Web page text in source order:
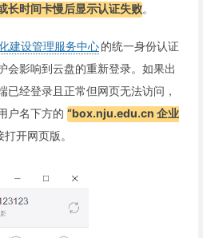
长时间卡慢后显示认证失败。
建设管理服务中心的统一身份认证
会影响到云盘的重新登录。如果出
已经登录且正常但网页无法访问，
户名下方的 “box.nju.edu.cn 企业
开网页版。